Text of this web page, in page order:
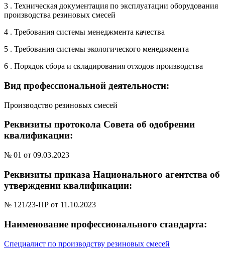
3 . Техническая документация по эксплуатации оборудования
производства резиновых смесей
4 . Требования системы менеджмента качества
5 . Требования системы экологического менеджмента
6 . Порядок сбора и складирования отходов производства
Вид профессиональной деятельности:
Производство резиновых смесей
Реквизиты протокола Совета об одобрении
квалификации:
№ 01 от 09.03.2023
Реквизиты приказа Национального агентства об
утверждении квалификации:
№ 121/23-ПР от 11.10.2023
Наименование профессионального стандарта:
Специалист по производству резиновых смесей